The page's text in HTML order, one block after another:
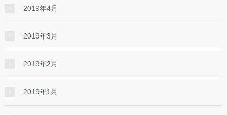
2019年4月
2019年3月
2019年2月
2019年1月